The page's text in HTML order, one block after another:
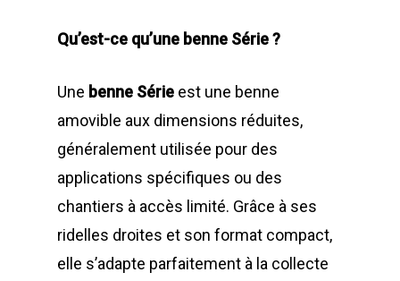
Qu’est-ce qu’une benne Série ?
Une benne Série est une benne
amovible aux dimensions réduites,
généralement utilisée pour des
applications spécifiques ou des
chantiers à accès limité. Grâce à ses
ridelles droites et son format compact,
elle s’adapte parfaitement à la collecte
Nos équipes
Nos partenaires
courts
Monoblocs
Installations
Bennes TANKER
Bennes ROK
Bennes Séries
Bennes spéciales
Bennes de Collecte
Conteneurs
Matériels de
Barrières de
Bennes amovibles
Matériels d’occasion
FR
EN
FR
ES
Environnement
Déchetteries
Gillard Solutions
Gillard City